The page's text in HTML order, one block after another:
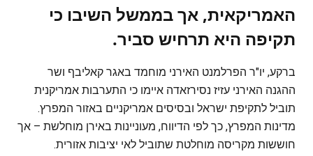
האמריקאית, אך בממשל השיבו כי
תקיפה היא תרחיש סביר.
ברקע, יו"ר הפרלמנט האירני מוחמד באגר קאליבף ושר
ההגנה האירני עזיז נסירזאדה איימו כי התערבות אמריקנית
תוביל לתקיפת ישראל ובסיסים אמריקניים באזור המפרץ.
מדינות המפרץ, כך לפי הדיווח, מעוניינות באירן מוחלשת – אך
חוששות מקריסה מוחלטת שתוביל לאי יציבות אזורית.